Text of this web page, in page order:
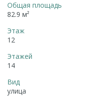
Общая площадь
82.9 м²
Этаж
12
Этажей
14
Вид
улица